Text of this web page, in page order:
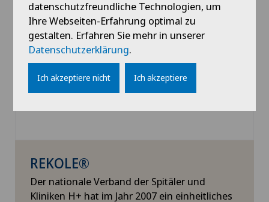
Erhöhung der Patientensicherheit.
REKOLE®
Der nationale Verband der Spitäler und
Kliniken H+ hat im Jahr 2007 ein einheitliches
datenschutzfreundliche Technologien, um
Ihre Webseiten-Erfahrung optimal zu
gestalten. Erfahren Sie mehr in unserer
Datenschutzerklärung.
Ich akzeptiere nicht Ich akzeptiere